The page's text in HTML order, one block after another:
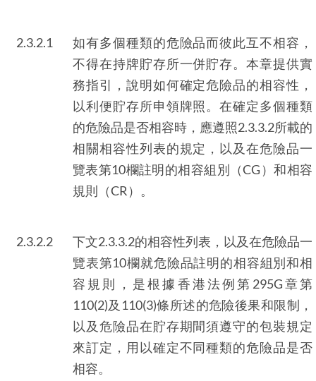
2.3.2.1
如有多個種類的危險品而彼此互不相容，
不得在持牌貯存所一併貯存。本章提供實
務指引，說明如何確定危險品的相容性，
以利便貯存所申領牌照。在確定多個種類
的危險品是否相容時，應遵照2.3.3.2所載的
相關相容性列表的規定，以及在危險品一
覽表第10欄註明的相容組別（CG）和相容
規則（CR）。
2.3.2.2
下文2.3.3.2的相容性列表，以及在危險品一
覽表第10欄就危險品註明的相容組別和相
容規則，是根據香港法例第295G章第
110(2)及110(3)條所述的危險後果和限制，
以及危險品在貯存期間須遵守的包裝規定
來訂定，用以確定不同種類的危險品是否
相容。